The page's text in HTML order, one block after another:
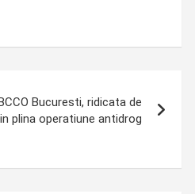
Bucuresti, ridicata de
plina operatiune antidrog